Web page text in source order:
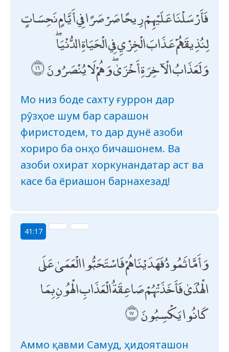
فَأَرْسَلْنَا عَلَيْهِمْ رِيحًا صَرْصَرًا فِي أَيَّامٍ نَحِسَاتٍ
لِنُذِيقَهُمْ عَذَابَ الْخِزْيِ فِي الْحَيَاةِ الدُّنْيَا ۖ
وَلَعَذَابُ الْآخِرَةِ أَخْزَىٰ ۖ وَهُمْ لَا يُنْصَرُونَ
Мо низ боде сахту ғуррон дар
рӯзҳое шум бар сарашон
фиристодем, то дар дунё азоби
хориро ба онҳо бичашонем. Ва
азоби охират хоркунандатар аст ва
касе ба ёриашон барнахезад!
41:17
وَأَمَّا ثَمُودُ فَهَدَيْنَاهُمْ فَاسْتَحَبُّوا الْعَمَىٰ عَلَى
الْهُدَىٰ فَأَخَذَتْهُمْ صَاعِقَةُ الْعَذَابِ الْهُونِ بِمَا
كَانُوا يَكْسِبُونَ
Аммо қавми Самуд, ҳидояташон